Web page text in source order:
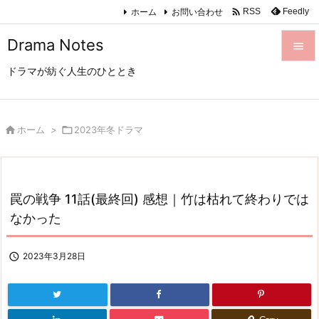
Drama Notes
ドラマが紡ぐ人生のひととき

次へ
検索
ホーム お問い合わせ  RSS Feedly
 ホーム > 2023年冬ドラマ
罠の戦争 11話(最終回) 感想｜竹は枯れて終わりでは
なかった
 2023年3月28日